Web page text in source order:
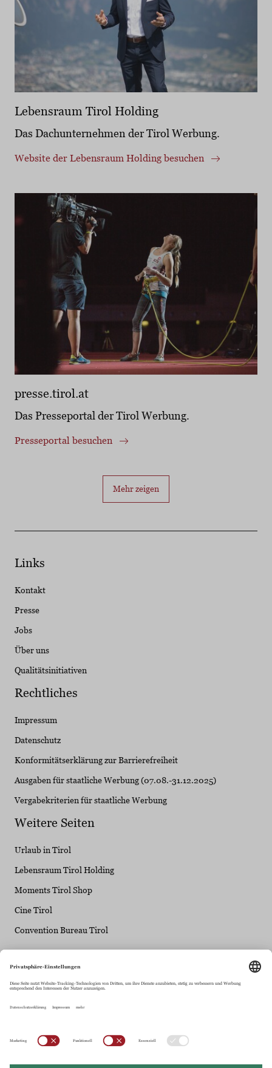
Lebensraum Tirol Holding
Das Dachunternehmen der Tirol Werbung.
Website der Lebensraum Holding besuchen
presse.tirol.at
Das Presseportal der Tirol Werbung.
Presseportal besuchen
Mehr zeigen
Links
Kontakt
Presse
Jobs
Über uns
Qualitätsinitiativen
Rechtliches
Impressum
Datenschutz
Konformitätserklärung zur Barrierefreiheit
Ausgaben für staatliche Werbung (07.08.-31.12.2025)
Vergabekriterien für staatliche Werbung
Weitere Seiten
Urlaub in Tirol
Lebensraum Tirol Holding
Moments Tirol Shop
Cine Tirol
Convention Bureau Tirol
Tirol Gruppe
Maria-Theresien-Straße 55 • 6020 Innsbruck